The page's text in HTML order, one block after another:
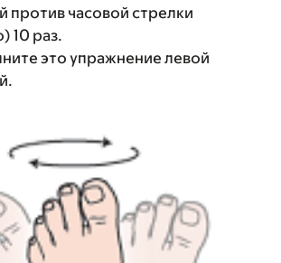
против часовой стрелки
10 раз.
это упражнение левой